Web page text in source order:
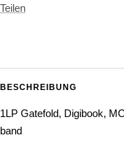
Teilen
BESCHREIBUNG
1LP Gatefold, Digibook,
band